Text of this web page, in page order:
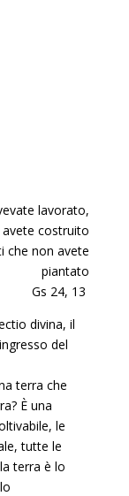
lavorato,
costruito
che non avete
piantato
Gs 24, 13
divina, il
del
terra che
È una
le
tutte le
terra è lo